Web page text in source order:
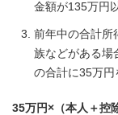
金額が135万円
前年中の合計所
族などがある場
の合計に35万円
35万円×（本人＋控